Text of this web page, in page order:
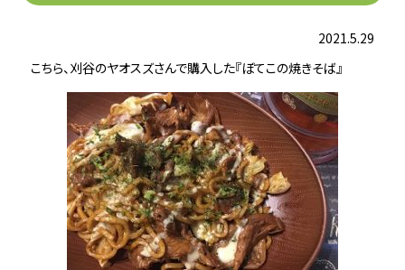
2021.5.29
こちら、刈谷のヤオスズさんで購入した『ぼてこの焼きそば』